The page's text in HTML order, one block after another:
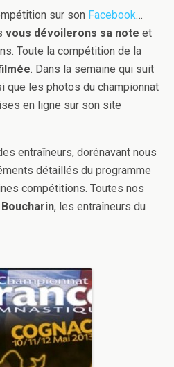
sur son Facebook…
vous dévoilerons sa note et
Toute la compétition de la
. Dans la semaine qui suit
que les photos du championnat
en ligne sur son site
entraîneurs, dorénavant nous
détaillés du programme
compétitions. Toutes nos
, les entraîneurs du